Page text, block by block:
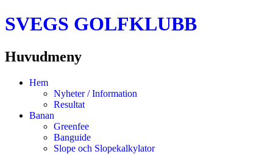
SVEGS GOLFKLUBB
Huvudmeny
HoppaHem
Nyheter / Information
Resultat
Banan
Greenfee
Banguide
Slope och Slopekalkylator